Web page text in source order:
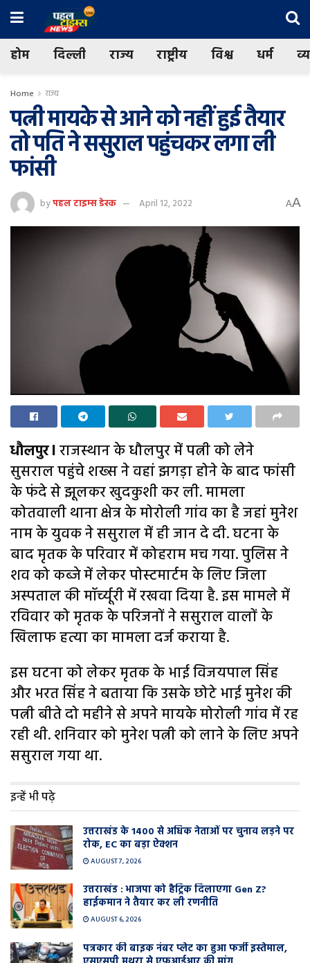
होम दिल्ली राज्य राष्ट्रीय विश्व धर्म
Home राज्य
पत्नी मायके से आने को नहीं हुई तैयार
तो पति ने ससुराल पहुंचकर लगा ली
फांसी
byपहल टाइम्स डेस्क April 12, 2022 AA
धौलपुर lराजस्थान के धौलपुर में पत्नी को लेने
सुसराल पहुंचे शख्स ने वहां झगड़ा होने के बाद फांसी
के फंदे से झूलकर खुदकुशी कर ली. मामला
कोतवाली थाना क्षेत्र के मोरोली गांव का है जहां मुनेश
नाम के युवक ने ससुराल में ही जान दे दी. घटना के
बाद मृतक के परिवार में कोहराम मच गया. पुलिस ने
शव को कब्जे में लेकर पोस्टमार्टम के लिए जिला
अस्पताल की मॉर्च्यूरी में रखवा दिया है. इस मामले में
रविवार को मृतक के परिजनों ने ससुराल वालों के
खिलाफ हत्या का मामला दर्ज कराया है.
इस घटना को लेकर मृतक के भाई विजयपाल सिंह
और भरत सिंह ने बताया कि उसके छोटे भाई मुनेश की
पत्नी बीते दो महीने से अपने मायके मोरोली गांव में रह
रही थी. शनिवार को मुनेश पत्नी को लाने के लिए अपने
ससुराल गया था.
इन्हें भी पढ़े
उत्तराखंड के 1400 से अधिक नेताओं पर चुनाव लड़ने पर
रोक, EC का बड़ा ऐक्शन
AUGUST 7, 2026
उत्तराखंड : भाजपा को हैट्रिक दिलाएगा Gen Z?
हाईकमान ने तैयार कर ली रणनीति
AUGUST 6, 2026
पत्रकार की बाइक नंबर प्लेट का हुआ फर्जी इस्तेमाल,